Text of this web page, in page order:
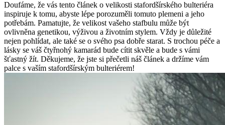
Doufáme, že vás tento článek o velikosti stafordšírského bulteriéra
inspiruje k tomu, abyste lépe porozuměli tomuto plemeni a jeho
potřebám. Pamatujte, že velikost vašeho stafbulu může být
ovlivněna genetikou, výživou a životním stylem. Vždy je důležité
nejen pohlídat, ale také se o svého psa dobře starat. S trochou péče a
lásky se váš čtyřnohý kamarád bude cítit skvěle a bude s vámi
šťastný žít. Děkujeme, že jste si přečetli náš článek a držíme vám
palce s vaším stafordšírským bulteriérem!